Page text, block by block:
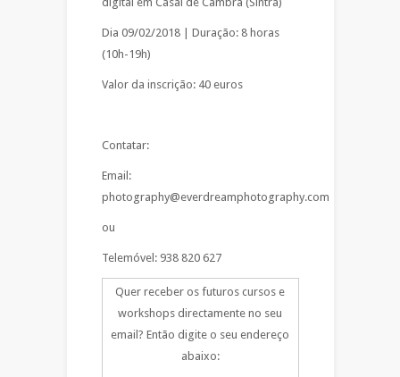
Dia 09/02/2018 | Duração: 8 horas
(10h-19h)
Valor da inscrição: 40 euros
Contatar:
Email:
photography@everdreamphotography.com
ou
Telemóvel: 938 820 627
Quer receber os futuros cursos e
workshops directamente no seu
email? Então digite o seu endereço
abaixo: